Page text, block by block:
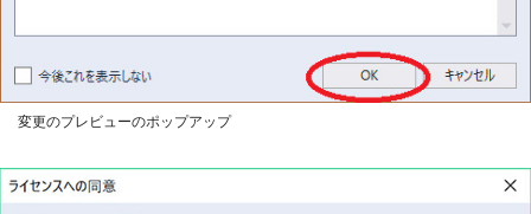
変更のプレビューのポップアップ